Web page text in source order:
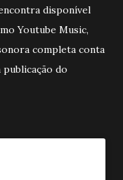
disponível
Youtube Music,
completa conta
do